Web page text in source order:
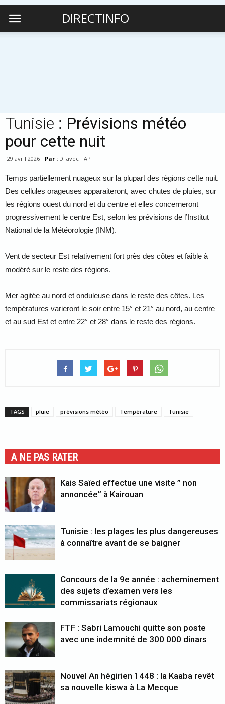
DIRECTINFO
Tunisie : Prévisions météo
pour cette nuit
29 avril 2026 Par : Di avec TAP
Temps partiellement nuageux sur la plupart des régions cette nuit.
Des cellules orageuses apparaiteront, avec chutes de pluies, sur
les régions ouest du nord et du centre et elles concerneront
progressivement le centre Est, selon les prévisions de l’Institut
National de la Météorologie (INM).
Vent de secteur Est relativement fort près des côtes et faible à
modéré sur le reste des régions.
Mer agitée au nord et onduleuse dans le reste des côtes. Les
températures varieront le soir entre 15° et 21° au nord, au centre
et au sud Est et entre 22° et 28° dans le reste des régions.
TAGS pluie prévisions météo Température Tunisie
A NE PAS RATER
Kais Saïed effectue une visite ” non
annoncée” à Kairouan
Tunisie : les plages les plus dangereuses
à connaître avant de se baigner
Concours de la 9e année : acheminement
des sujets d’examen vers les
commissariats régionaux
FTF : Sabri Lamouchi quitte son poste
avec une indemnité de 300 000 dinars
Nouvel An hégirien 1448 : la Kaaba revêt
sa nouvelle kiswa à La Mecque